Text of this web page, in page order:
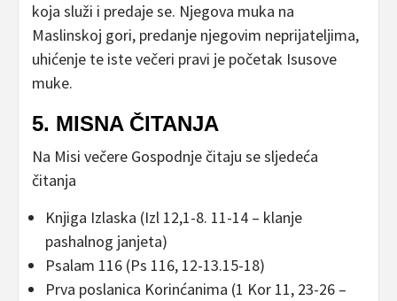
koja služi i predaje se. Njegova muka na
Maslinskoj gori, predanje njegovim neprijateljima,
uhićenje te iste večeri pravi je početak Isusove
muke.
5. MISNA ČITANJA
Na Misi večere Gospodnje čitaju se sljedeća
čitanja
Knjiga Izlaska (Izl 12,1-8. 11-14 – klanje
pashalnog janjeta)
Psalam 116 (Ps 116, 12-13.15-18)
Prva poslanica Korinćanima (1 Kor 11, 23-26 –